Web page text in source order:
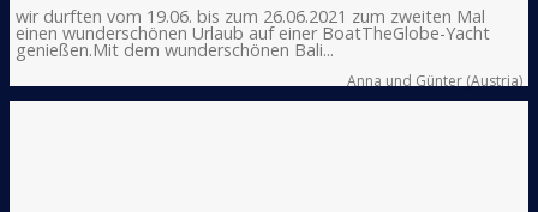
wir durften vom 19.06. bis zum 26.06.2021 zum zweiten Mal
einen wunderschönen Urlaub auf einer BoatTheGlobe-Yacht
genießen.Mit dem wunderschönen Bali...
Anna und Günter (Austria)